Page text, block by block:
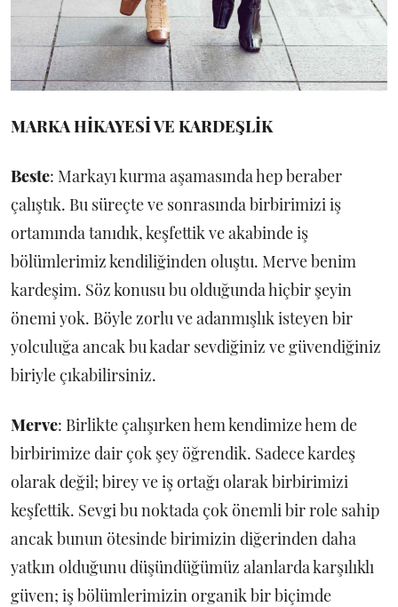
MARKA HİKAYESİ VE KARDEŞLİK
Beste: Markayı kurma aşamasında hep beraber
çalıştık. Bu süreçte ve sonrasında birbirimizi iş
ortamında tanıdık, keşfettik ve akabinde iş
bölümlerimiz kendiliğinden oluştu. Merve benim
kardeşim. Söz konusu bu olduğunda hiçbir şeyin
önemi yok. Böyle zorlu ve adanmışlık isteyen bir
yolculuğa ancak bu kadar sevdiğiniz ve güvendiğiniz
biriyle çıkabilirsiniz.
Merve: Birlikte çalışırken hem kendimize hem de
birbirimize dair çok şey öğrendik. Sadece kardeş
olarak değil; birey ve iş ortağı olarak birbirimizi
keşfettik. Sevgi bu noktada çok önemli bir role sahip
ancak bunun ötesinde birimizin diğerinden daha
yatkın olduğunu düşündüğümüz alanlarda karşılıklı
güven; iş bölümlerimizin organik bir biçimde